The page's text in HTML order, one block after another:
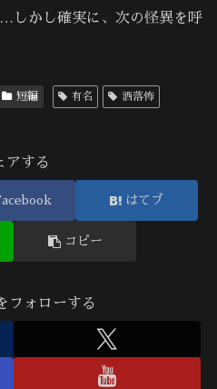
かし確実に、次の怪異を呼
短編 有名 洒落怖
アする
はてブ
コピー
フォローする